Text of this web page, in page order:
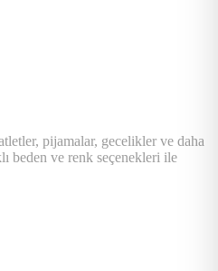
pijamalar, gecelikler ve daha
beden ve renk seçenekleri ile